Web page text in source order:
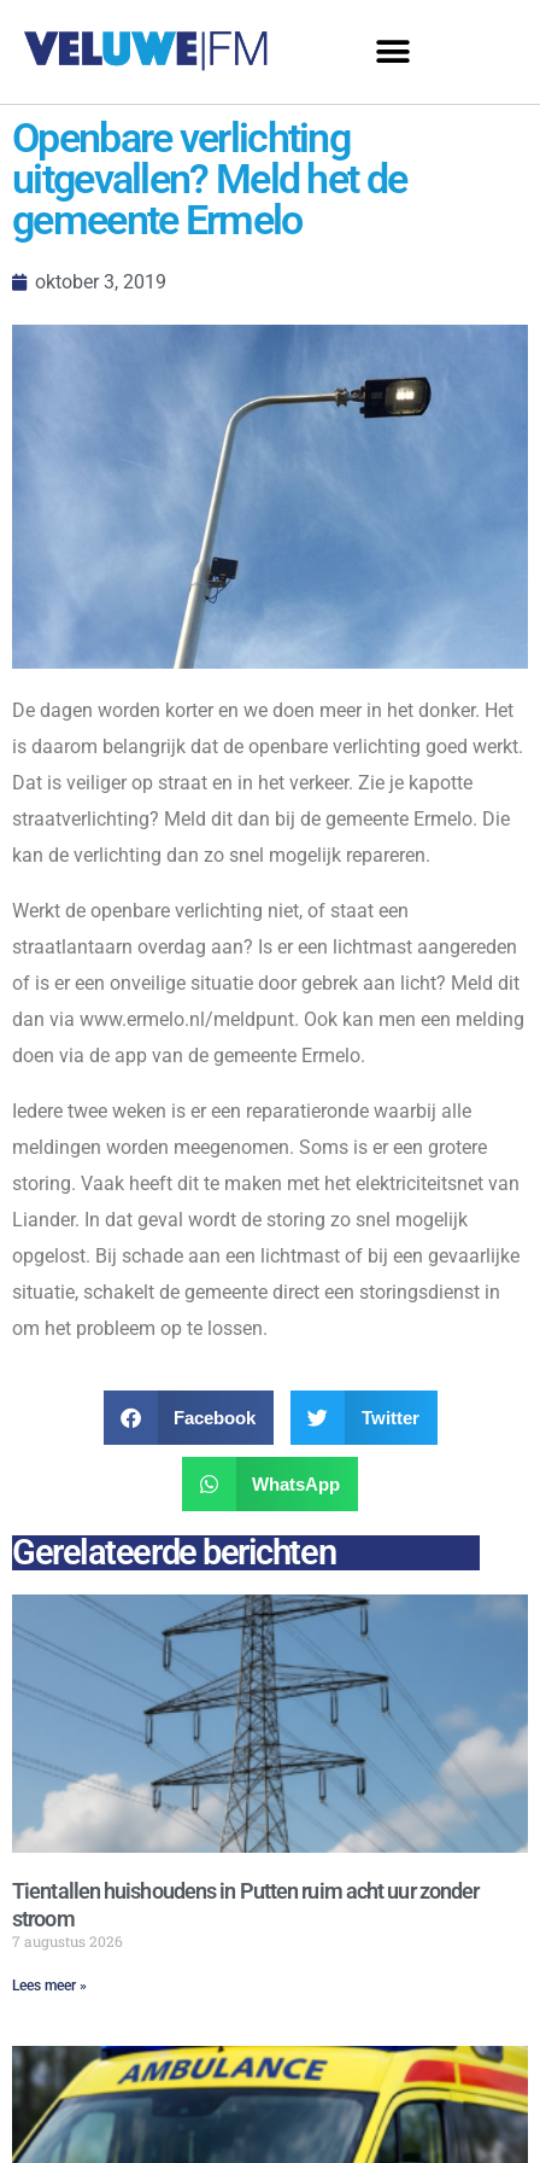
Openbare verlichting
uitgevallen? Meld het de
gemeente Ermelo
oktober 3, 2019
De dagen worden korter en we doen meer in het donker. Het
is daarom belangrijk dat de openbare verlichting goed werkt.
Dat is veiliger op straat en in het verkeer. Zie je kapotte
straatverlichting? Meld dit dan bij de gemeente Ermelo. Die
kan de verlichting dan zo snel mogelijk repareren.
Werkt de openbare verlichting niet, of staat een
straatlantaarn overdag aan? Is er een lichtmast aangereden
of is er een onveilige situatie door gebrek aan licht? Meld dit
dan via www.ermelo.nl/meldpunt. Ook kan men een melding
doen via de app van de gemeente Ermelo.
Iedere twee weken is er een reparatieronde waarbij alle
meldingen worden meegenomen. Soms is er een grotere
storing. Vaak heeft dit te maken met het elektriciteitsnet van
Liander. In dat geval wordt de storing zo snel mogelijk
opgelost. Bij schade aan een lichtmast of bij een gevaarlijke
situatie, schakelt de gemeente direct een storingsdienst in
om het probleem op te lossen.
Facebook Twitter
WhatsApp
Gerelateerde berichten
Tientallen huishoudens in Putten ruim acht uur zonder
stroom
7 augustus 2026
Lees meer »